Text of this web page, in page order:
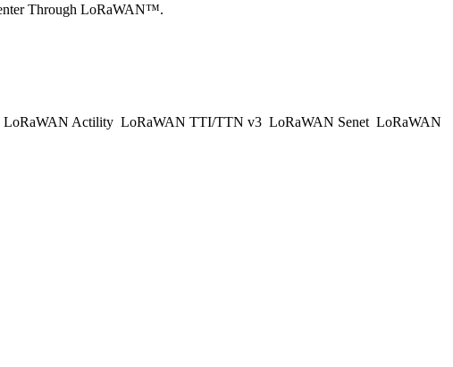
Through LoRaWAN™.
LoRaWAN Actility LoRaWAN TTI/TTN v3 LoRaWAN Senet LoRaWAN